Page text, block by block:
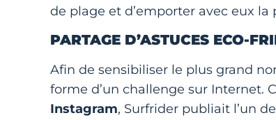
de plage et d’emporter avec eux la
PARTAGE D’ASTUCES ECO-
Afin de sensibiliser le plus grand
forme d’un challenge sur Internet.
Instagram, Surfrider publiait l’un